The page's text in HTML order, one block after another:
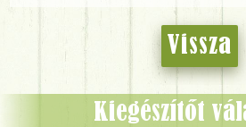
Vissza
Kiegészítőt